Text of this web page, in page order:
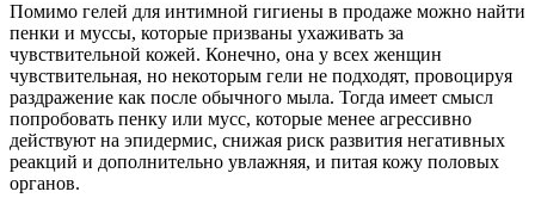
Помимо гелей для интимной гигиены в продаже можно найти
пенки и муссы, которые призваны ухаживать за
чувствительной кожей. Конечно, она у всех женщин
чувствительная, но некоторым гели не подходят, провоцируя
раздражение как после обычного мыла. Тогда имеет смысл
попробовать пенку или мусс, которые менее агрессивно
действуют на эпидермис, снижая риск развития негативных
реакций и дополнительно увлажняя, и питая кожу половых
органов.